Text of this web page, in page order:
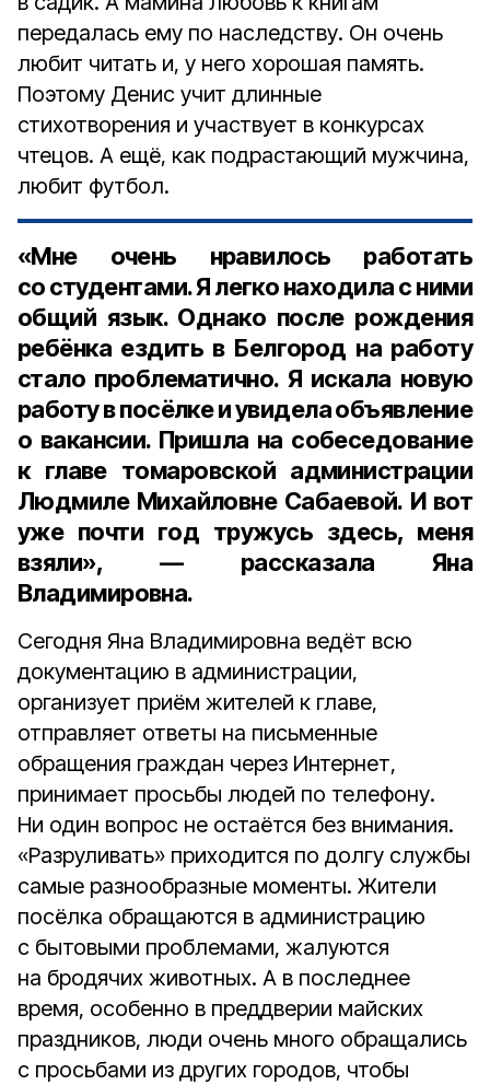
передалась ему по наследству. Он очень
любит читать и, у него хорошая память.
Поэтому Денис учит длинные
стихотворения и участвует в конкурсах
чтецов. А ещё, как подрастающий мужчина,
любит футбол.
«Мне очень нравилось работать
со студентами. Я легко находила с ними
общий язык. Однако после рождения
ребёнка ездить в Белгород на работу
стало проблематично. Я искала новую
работу в посёлке и увидела объявление
о вакансии. Пришла на собеседование
к главе томаровской администрации
Людмиле Михайловне Сабаевой. И вот
уже почти год тружусь здесь, меня
взяли», — рассказала Яна
Владимировна.
Сегодня Яна Владимировна ведёт всю
документацию в администрации,
организует приём жителей к главе,
отправляет ответы на письменные
обращения граждан через Интернет,
принимает просьбы людей по телефону.
Ни один вопрос не остаётся без внимания.
«Разруливать» приходится по долгу службы
самые разнообразные моменты. Жители
посёлка обращаются в администрацию
с бытовыми проблемами, жалуются
на бродячих животных. А в последнее
время, особенно в преддверии майских
праздников, люди очень много обращались
с просьбами из других городов, чтобы